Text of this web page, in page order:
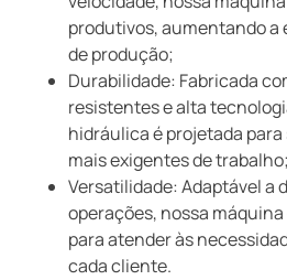
produtivos, aumentando a
de produção;
Durabilidade: Fabricada
resistentes e alta
hidráulica é projetada
mais exigentes de trabalho;
Versatilidade: Adaptável a
operações, nossa
para atender às
cada cliente.